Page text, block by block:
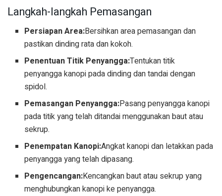
Langkah-langkah Pemasangan
Persiapan Area:Bersihkan area pemasangan dan
pastikan dinding rata dan kokoh.
Penentuan Titik Penyangga:Tentukan titik
penyangga kanopi pada dinding dan tandai dengan
spidol.
Pemasangan Penyangga:Pasang penyangga kanopi
pada titik yang telah ditandai menggunakan baut atau
sekrup.
Penempatan Kanopi:Angkat kanopi dan letakkan pada
penyangga yang telah dipasang.
Pengencangan:Kencangkan baut atau sekrup yang
menghubungkan kanopi ke penyangga.